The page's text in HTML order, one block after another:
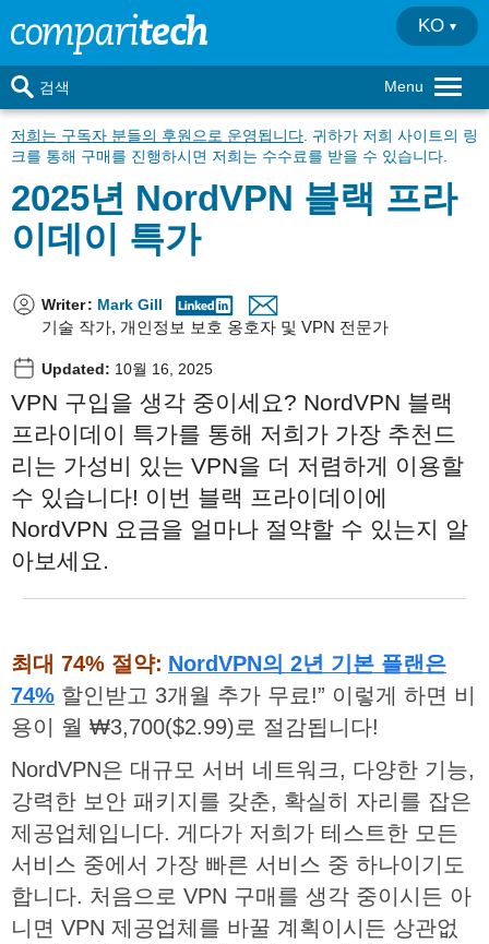
Menu
검색
KO
저희는 구독자 분들의 후원으로 운영됩니다 . 귀하가 저희 사이트의 링
크를 통해 구매를 진행하시면 저희는 수수료를 받을 수 있습니다.
2025년 NordVPN 블랙 프라
이데이 특가
Writer: Mark Gill
기술 작가, 개인정보 보호 옹호자 및 VPN 전문가
Updated: 10월 16, 2025
VPN 구입을 생각 중이세요? NordVPN 블랙
프라이데이 특가를 통해 저희가 가장 추천드
리는 가성비 있는 VPN을 더 저렴하게 이용할
수 있습니다! 이번 블랙 프라이데이에
NordVPN 요금을 얼마나 절약할 수 있는지 알
아보세요 .
최대 74% 절약: NordVPN의 2년 기본 플랜은
74% 할인받고 3개월 추가 무료!” 이렇게 하면 비
용이 월 ₩3,700($2.99)로 절감됩니다!
NordVPN은 대규모 서버 네트워크, 다양한 기능,
강력한 보안 패키지를 갖춘, 확실히 자리를 잡은
제공업체입니다. 게다가 저희가 테스트한 모든
서비스 중에서 가장 빠른 서비스 중 하나이기도
합니다. 처음으로 VPN 구매를 생각 중이시든 아
니면 VPN 제공업체를 바꿀 계획이시든 상관없